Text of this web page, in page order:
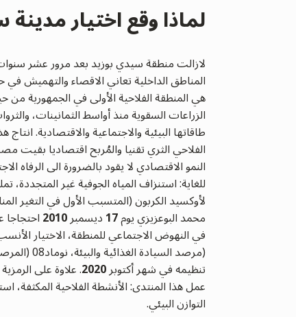
لماذا وقع اختيار
لازالت منطقة سيدي بوزيد بعد مرور عشر
المناطق الداخلية تعاني الاقصاء والتهميش
هي المنطقة الفلاحية الأولى في الجمهورية من
الزراعات السقوية منذ أواسط الثمانينات،
طاقاتها البيئية والاجتماعية والاقتصادية.
الفلاحي الثري تقنيا والمُربح اقتصاديا
النمو الاقتصادي لا يقود بالضرورة الى الرفاه
للغاية: استنزاف المياه الجوفية غير المتجددة،
لأوكسيد الكربون (المتسبب الأول في التغير
محمد البوعزيزي يوم17ديسمبر2010
في النهوض الاجتماعي للمنطقة، الاختيار
(مرصد السيادة الغذائية والبيئة،نوماد08 (المرصد التونسي للمياه)
تنظيمه في شهر أكتوبر2020. علاوة على
عمل هذا المنتدى: الأنشطة الفلاحية المكثفة،
التوازن البيئي.